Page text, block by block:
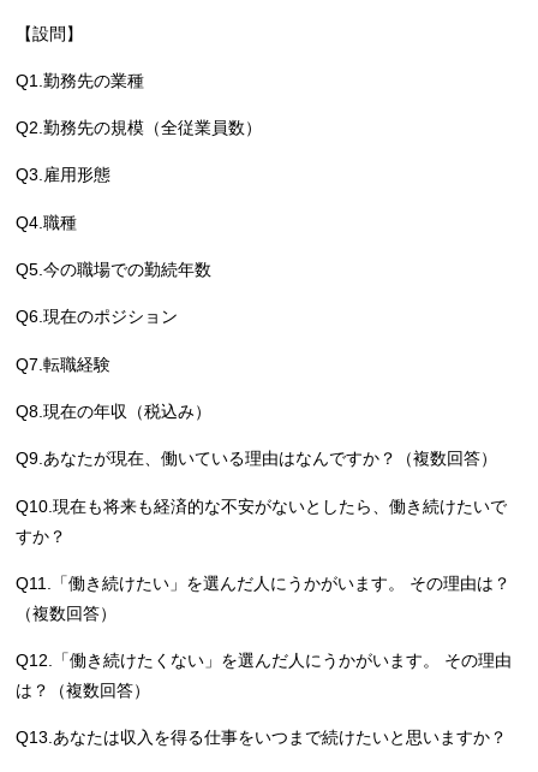
【設問】
Q1.勤務先の業種
Q2.勤務先の規模（全従業員数）
Q3.雇用形態
Q4.職種
Q5.今の職場での勤続年数
Q6.現在のポジション
Q7.転職経験
Q8.現在の年収（税込み）
Q9.あなたが現在、働いている理由はなんですか？（複数回答）
Q10.現在も将来も経済的な不安がないとしたら、働き続けたいで
すか？
Q11.「働き続けたい」を選んだ人にうかがいます。 その理由は？
（複数回答）
Q12.「働き続けたくない」を選んだ人にうかがいます。 その理由
は？（複数回答）
Q13.あなたは収入を得る仕事をいつまで続けたいと思いますか？